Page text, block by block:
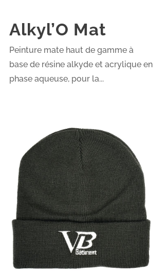
Alkyl’O Mat
Peinture mate haut de gamme à
base de résine alkyde et acrylique en
phase aqueuse, pour la...